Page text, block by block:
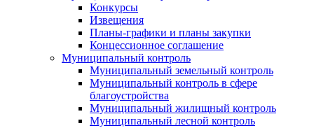
Конкурсы
Извещения
Планы-графики и планы закупки
Концессионное соглашение
Муниципальный контроль
Муниципальный земельный контроль
Муниципальный контроль в сфере
благоустройства
Муниципальный жилищный контроль
Муниципальный лесной контроль